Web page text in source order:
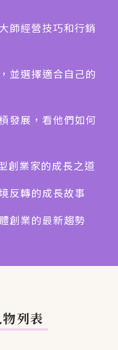
師經營技巧和行銷
並選擇適合自己的
發展，看他們如何
創業家的成長之道
反轉的成長故事
創業的最新趨勢
列表